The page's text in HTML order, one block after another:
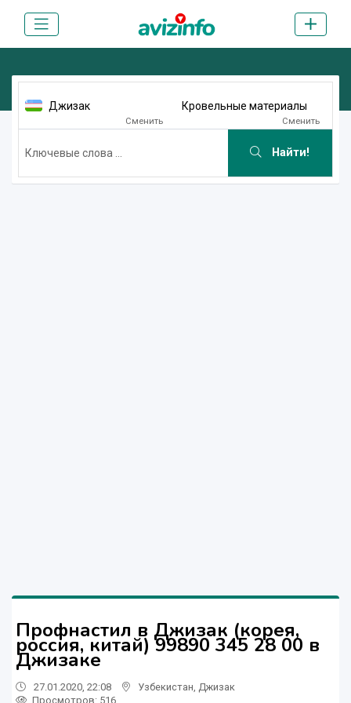
Джизак
Сменить
Кровельные материалы
Сменить
Найти!
Профнастил в Джизак (корея,
россия, китай) 99890 345 28 00 в
Джизаке
27.01.2020, 22:08 Узбекистан Джизак
Просмотров: 516